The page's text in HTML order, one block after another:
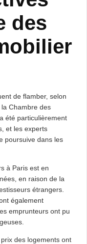
des
de flamber, selon
Chambre des
été particulièrement
et les experts
poursuive dans les
à Paris est en
en raison de la
étrangers.
également
emprunteurs ont pu
des logements ont